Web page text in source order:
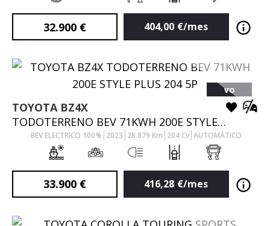
32.900 € 404,00 €/mes
VO
TOYOTA BZ4X
TODOTERRENO BEV 71KWH 200E STYLE PLUS 204 5P
BEV ELECTRICO 100% 2023 28.879 Km 204Cv AUTOMÁTICO
33.900 € 416,28 €/mes